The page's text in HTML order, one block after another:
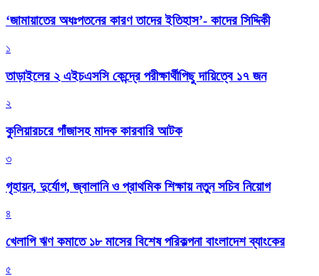
‘জামায়াতের অধঃপতনের কারণ তাদের ইতিহাস’- কাদের সিদ্দিকী
১
তাড়াইলের ২ এইচএসসি কেন্দ্রে পরীক্ষার্থীপিছু দায়িত্বে ১৭ জন
২
কুলিয়ারচরে গাঁজাসহ মাদক কারবারি আটক
৩
গৃহায়ন, দুর্যোগ, জ্বালানি ও প্রাথমিক শিক্ষায় নতুন সচিব নিয়োগ
৪
খেলাপি ঋণ কমাতে ১৮ মাসের বিশেষ পরিকল্পনা বাংলাদেশ ব্যাংকের
৫